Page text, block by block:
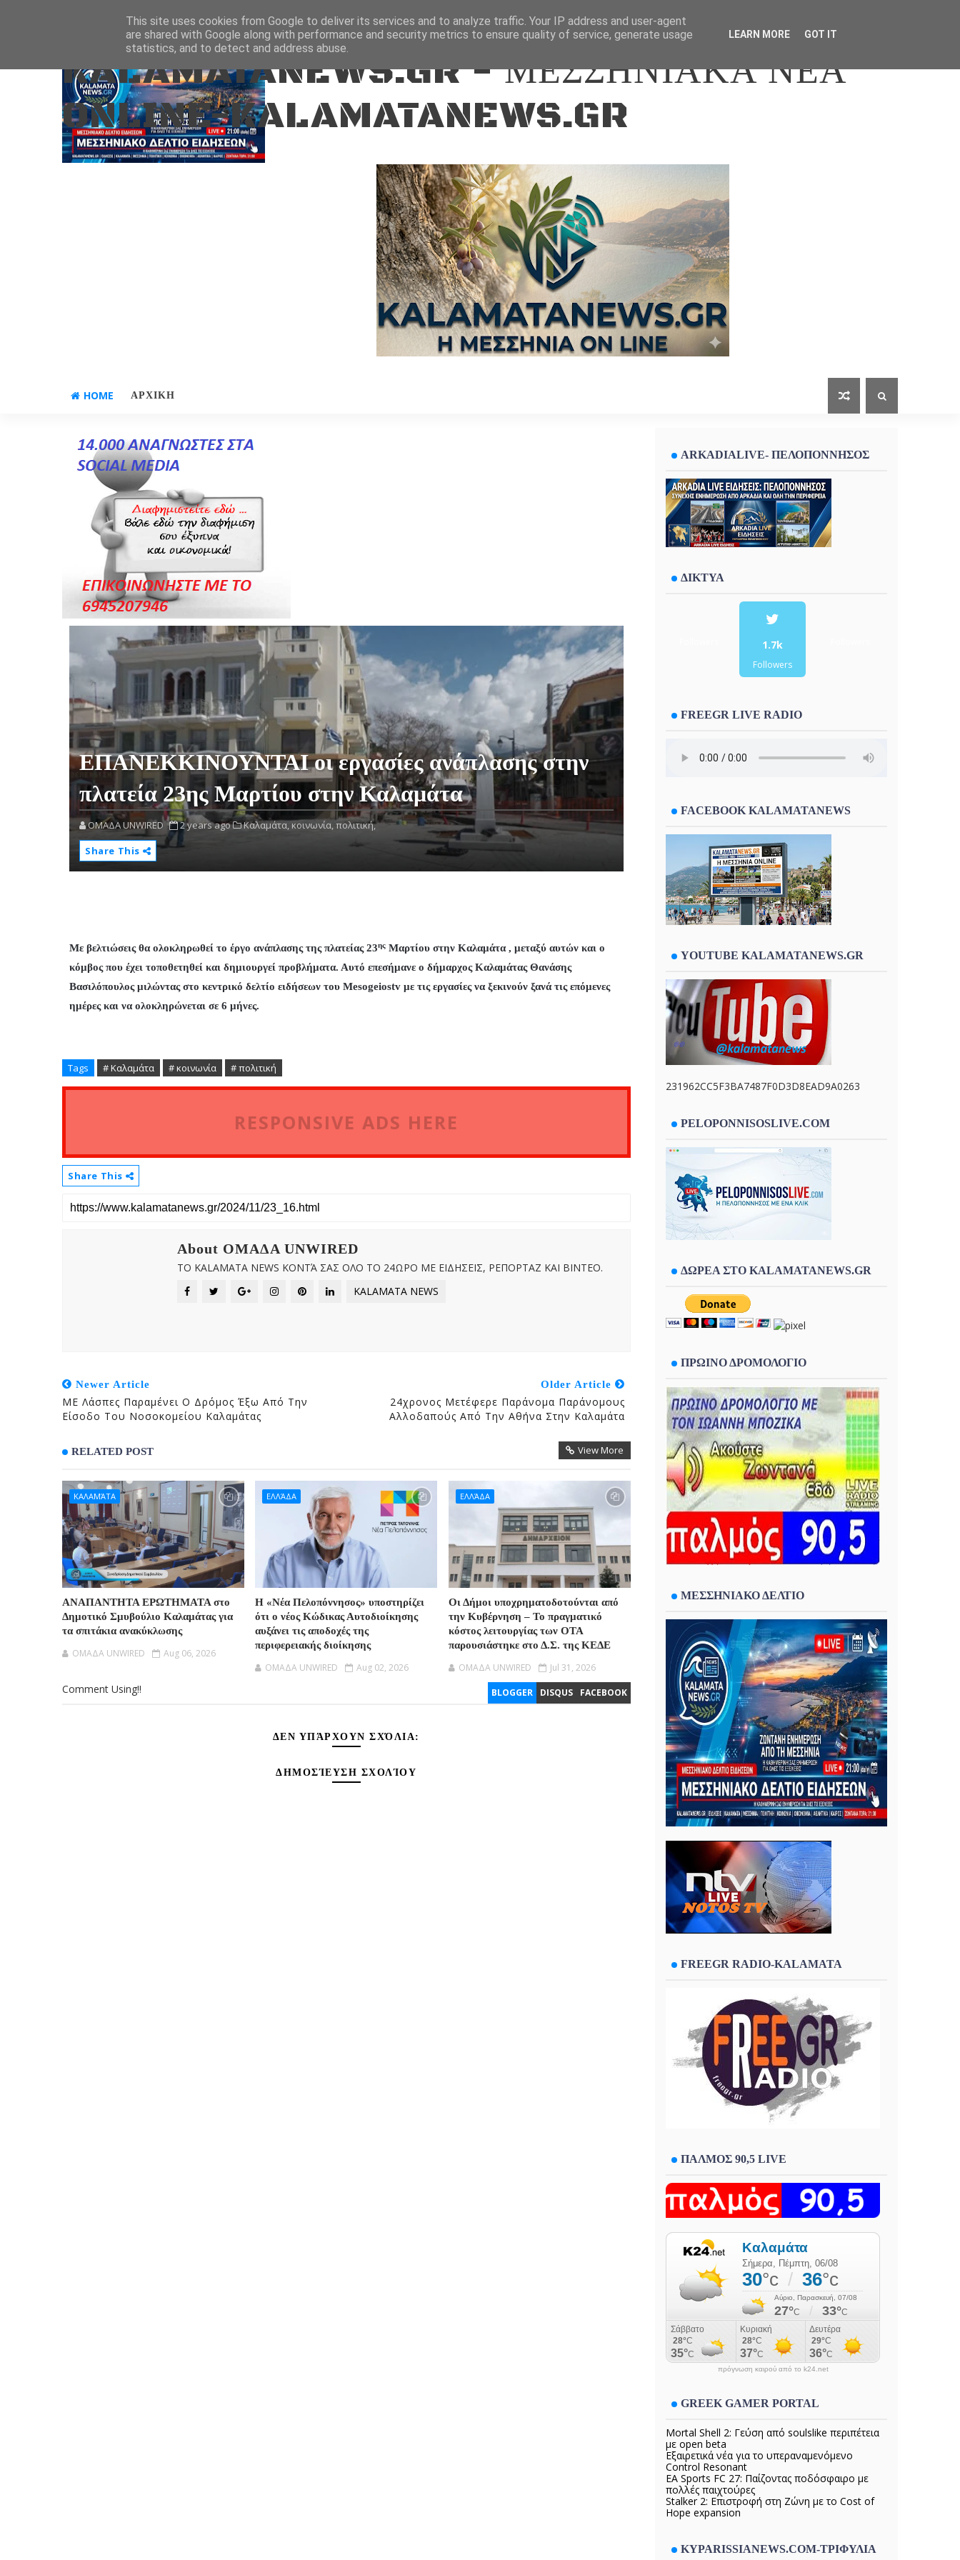
Aug 6, 2026
KALAMATANEWS.GR - ΜΕΣΣΗΝΙΑΚΑ ΝΕΑ
ONLINE-KALAMATANEWS.GR
HOME ΑΡΧΙΚΗ
ΕΠΑΝΕΚΚΙΝΟΥΝΤΑΙ οι εργασίες ανάπλασης στην
πλατεία 23ης Μαρτίου στην Καλαμάτα
OMAΔΑ UNWIRED 2 years ago Καλαμάτα,κοινωνία,πολιτική,
Share This
Με βελτιώσεις θα ολοκληρωθεί το έργο ανάπλασης της πλατείας 23ης Μαρτίου στην Καλαμάτα , μεταξύ αυτών και ο
κόμβος που έχει τοποθετηθεί και δημιουργεί προβλήματα. Αυτό επεσήμανε ο δήμαρχος Καλαμάτας Θανάσης
Βασιλόπουλος μιλώντας στο κεντρικό δελτίο ειδήσεων του Mesogeiostv με τις εργασίες να ξεκινούν ξανά τις επόμενες
ημέρες και να ολοκληρώνεται σε 6 μήνες.
Tags # Καλαμάτα # κοινωνία # πολιτική
RESPONSIVE ADS HERE
Share This
About OMAΔΑ UNWIRED
ΤΟ KALAMATA NEWS ΚΟΝΤΆ ΣΑΣ ΟΛΟ ΤΟ 24ΩΡΟ ΜΕ ΕΙΔΗΣΕΙΣ, ΡΕΠΟΡΤΑΖ ΚΑΙ ΒΙΝΤΕΟ.
KALAMATA NEWS
Newer Article
ΜΕ Λάσπες Παραμένει Ο Δρόμος Έξω Από Την
Είσοδο Του Νοσοκομείου Καλαμάτας
Older Article
24χρονος Μετέφερε Παράνομα Παράνομους
Αλλοδαπούς Από Την Αθήνα Στην Καλαμάτα
RELATED POST View More
ΚΑΛΑΜΆΤΑ
ΑΝΑΠΑΝΤΗΤΑ ΕΡΩΤΗΜΑΤΑ στο
Δημοτικό Σμυβούλιο Καλαμάτας για
τα σπιτάκια ανακύκλωσης
OMAΔΑ UNWIRED Aug 06, 2026
ΕΛΛΆΔΑ
Η «Νέα Πελοπόννησος» υποστηρίζει
ότι ο νέος Κώδικας Αυτοδιοίκησης
αυξάνει τις αποδοχές της
περιφερειακής διοίκησης
OMAΔΑ UNWIRED Aug 02, 2026
ΕΛΛΆΔΑ
Οι Δήμοι υποχρηματοδοτούνται από
την Κυβέρνηση – Το πραγματικό
κόστος λειτουργίας των ΟΤΑ
παρουσιάστηκε στο Δ.Σ. της ΚΕΔΕ
OMAΔΑ UNWIRED Jul 31, 2026
BLOGGER DISQUS FACEBOOK
Comment Using!!
ΔΕΝ ΥΠΆΡΧΟΥΝ ΣΧΌΛΙΑ:
ΔΗΜΟΣΊΕΥΣΗ ΣΧΟΛΊΟΥ
ARKADIALIVE- ΠΕΛΟΠΟΝΝΗΣΟΣ
ΔΙΚΤΥΑ
1.7k
Followers
FREEGR LIVE RADIO
FACEBOOK KALAMATANEWS
YOUTUBE KALAMATANEWS.GR
231962CC5F3BA7487F0D3D8EAD9A0263
PELOPONNISOSLIVE.COM
ΔΩΡΕΑ ΣΤΟ KALAMATANEWS.GR
ΠΡΩΙΝΟ ΔΡΟΜΟΛΟΓΙΟ
ΜΕΣΣΗΝΙΑΚΟ ΔΕΛΤΙΟ
FREEGR RADIO-KALAMATA
ΠΑΛΜΟΣ 90,5 LIVE
πρόγνωση καιρού από το k24.net
GREEK GAMER PORTAL
Mortal Shell 2: Γεύση από soulslike περιπέτεια
με open beta
Εξαιρετικά νέα για το υπεραναμενόμενο
Control Resonant
EA Sports FC 27: Παίζοντας ποδόσφαιρο με
πολλές παιχτούρες
Stalker 2: Επιστροφή στη Ζώνη με το Cost of
Hope expansion
KYPARISSIANEWS.COM-ΤΡΙΦΥΛΙΑ
This site uses cookies from Google to deliver its services and to analyze traffic. Your IP address and user-agent
are shared with Google along with performance and security metrics to ensure quality of service, generate usage
statistics, and to detect and address abuse.
LEARN MORE GOT IT